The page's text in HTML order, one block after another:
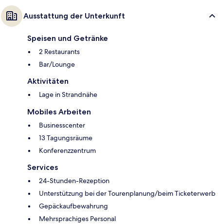
Ausstattung der Unterkunft
Speisen und Getränke
2 Restaurants
Bar/Lounge
Aktivitäten
Lage in Strandnähe
Mobiles Arbeiten
Businesscenter
13 Tagungsräume
Konferenzzentrum
Services
24-Stunden-Rezeption
Unterstützung bei der Tourenplanung/beim Ticketerwerb
Gepäckaufbewahrung
Mehrsprachiges Personal